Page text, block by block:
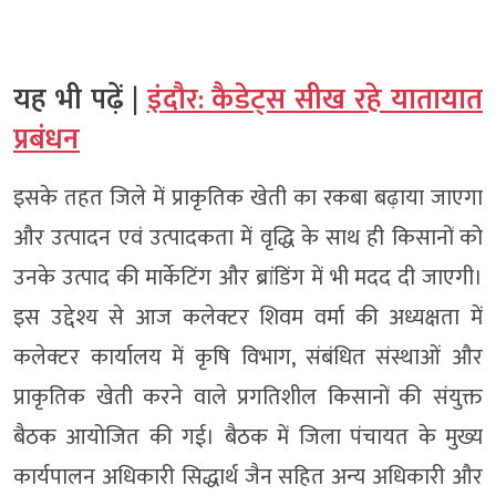
यह भी पढ़ें |इंदौर: कैडेट्स सीख रहे यातायात
प्रबंधन
इसके तहत जिले में प्राकृतिक खेती का रकबा बढ़ाया जाएगा
और उत्पादन एवं उत्पादकता में वृद्धि के साथ ही किसानों को
उनके उत्पाद की मार्केटिंग और ब्रांडिंग में भी मदद दी जाएगी।
इस उद्देश्य से आज कलेक्टर शिवम वर्मा की अध्यक्षता में
कलेक्टर कार्यालय में कृषि विभाग, संबंधित संस्थाओं और
प्राकृतिक खेती करने वाले प्रगतिशील किसानों की संयुक्त
बैठक आयोजित की गई। बैठक में जिला पंचायत के मुख्य
कार्यपालन अधिकारी सिद्धार्थ जैन सहित अन्य अधिकारी और